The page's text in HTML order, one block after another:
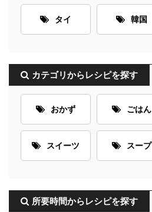
タイ 韓国
カテゴリからレシピを探す
おかず ごはん
スイーツ スープ
所要時間からレシピを探す